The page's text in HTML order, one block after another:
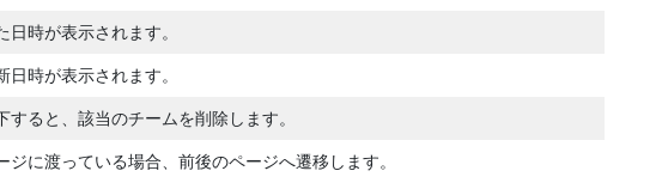
日時が表示されます。
日時が表示されます。
すると、該当のチームを削除します。
ジに渡っている場合、前後のページへ遷移します。